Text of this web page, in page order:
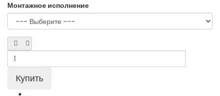
Монтажное исполнение